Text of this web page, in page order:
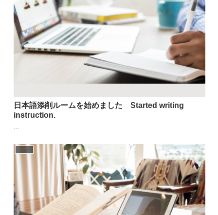
日本語添削ルームを始めました Started writing
instruction.
...